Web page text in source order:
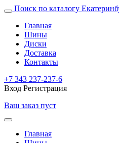
Поиск по каталогу
Главная
Шины
Диски
Доставка
Контакты
+7 343 237-237-6
Вход Регистрация
Ваш заказ пуст
Главная